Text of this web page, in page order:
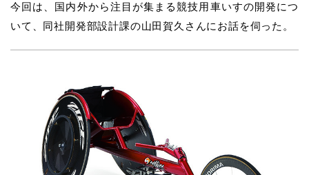
今回は、国内外から注目が集まる競技用車いすの開発につ
いて、同社開発部設計課の山田賀久さんにお話を伺った。